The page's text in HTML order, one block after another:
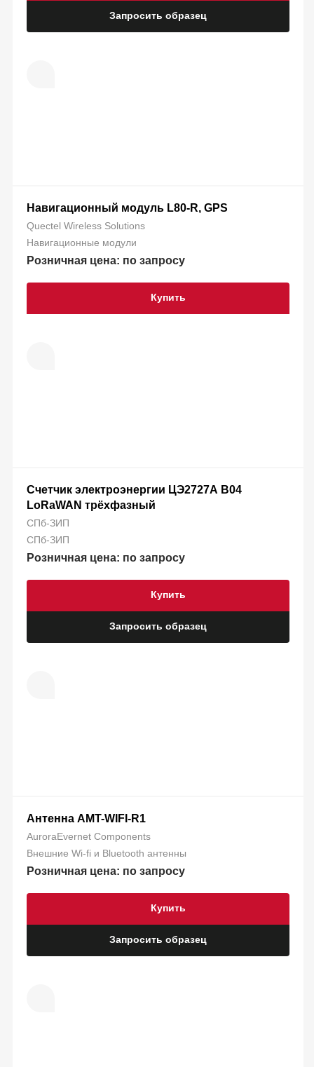
Запросить образец
Навигационный модуль L80-R, GPS
Quectel Wireless Solutions
Навигационные модули
Розничная цена: по запросу
Купить
Счетчик электроэнергии ЦЭ2727А B04
LoRaWAN трёхфазный
СПб-ЗИП
СПб-ЗИП
Розничная цена: по запросу
Запросить образец
Купить
Антенна AMT-WIFI-R1
AuroraEvernet Components
Внешние Wi-fi и Bluetooth антенны
Розничная цена: по запросу
Запросить образец
Купить